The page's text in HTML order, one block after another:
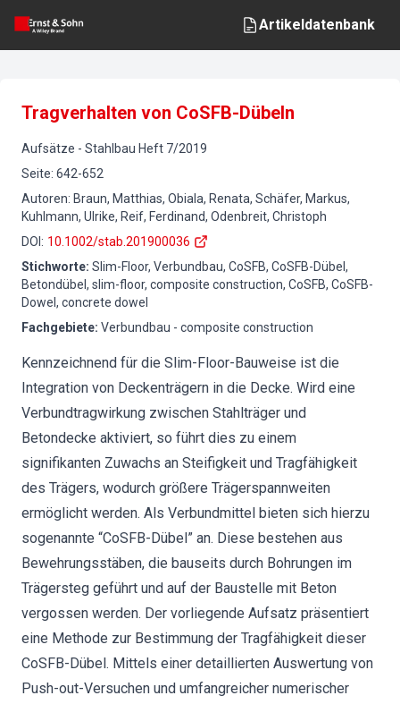
Artikeldatenbank
Tragverhalten von CoSFB-Dübeln
Aufsätze - Stahlbau Heft 7/2019
Seite: 642-652
Autoren: Braun, Matthias, Obiala, Renata, Schäfer, Markus,
Kuhlmann, Ulrike, Reif, Ferdinand, Odenbreit, Christoph
DOI : 10.1002/stab.201900036
Stichworte: Slim-Floor, Verbundbau, CoSFB, CoSFB-Dübel,
Betondübel, slim-floor, composite construction, CoSFB, CoSFB-
Dowel, concrete dowel
Fachgebiete: Verbundbau - composite construction
Kennzeichnend für die Slim-Floor-Bauweise ist die
Integration von Deckenträgern in die Decke. Wird eine
Verbundtragwirkung zwischen Stahlträger und
Betondecke aktiviert, so führt dies zu einem
signifikanten Zuwachs an Steifigkeit und Tragfähigkeit
des Trägers, wodurch größere Trägerspannweiten
ermöglicht werden. Als Verbundmittel bieten sich hierzu
sogenannte “CoSFB-Dübel” an. Diese bestehen aus
Bewehrungsstäben, die bauseits durch Bohrungen im
Trägersteg geführt und auf der Baustelle mit Beton
vergossen werden. Der vorliegende Aufsatz präsentiert
eine Methode zur Bestimmung der Tragfähigkeit dieser
CoSFB-Dübel. Mittels einer detaillierten Auswertung von
Push-out-Versuchen und umfangreicher numerischer